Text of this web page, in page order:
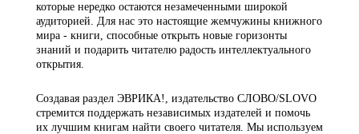
которые нередко остаются незамеченными широкой
аудиторией. Для нас это настоящие жемчужины книжного
мира - книги, способные открыть новые горизонты
знаний и подарить читателю радость интеллектуального
открытия.
Создавая раздел ЭВРИКА!, издательство СЛОВО/SLOVO
стремится поддержать независимых издателей и помочь
их лучшим книгам найти своего читателя. Мы используем